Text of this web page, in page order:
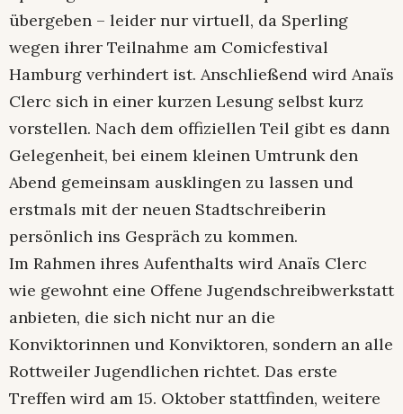
übergeben – leider nur virtuell, da Sperling
wegen ihrer Teilnahme am Comicfestival
Hamburg verhindert ist. Anschließend wird Anaïs
Clerc sich in einer kurzen Lesung selbst kurz
vorstellen. Nach dem offiziellen Teil gibt es dann
Gelegenheit, bei einem kleinen Umtrunk den
Abend gemeinsam ausklingen zu lassen und
erstmals mit der neuen Stadtschreiberin
persönlich ins Gespräch zu kommen.
Im Rahmen ihres Aufenthalts wird Anaïs Clerc
wie gewohnt eine Offene Jugendschreibwerkstatt
anbieten, die sich nicht nur an die
Konviktorinnen und Konviktoren, sondern an alle
Rottweiler Jugendlichen richtet. Das erste
Treffen wird am 15. Oktober stattfinden, weitere